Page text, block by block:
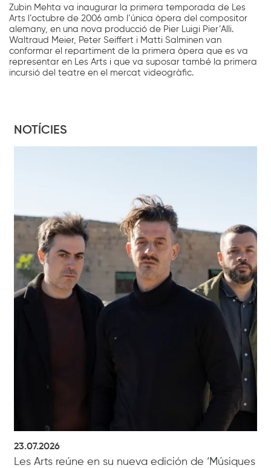
Zubin Mehta va inaugurar la primera temporada de Les
Arts l’octubre de 2006 amb l’única òpera del compositor
alemany, en una nova producció de Pier Luigi Pier’Alli.
Waltraud Meier, Peter Seiffert i Matti Salminen van
conformar el repartiment de la primera òpera que es va
representar en Les Arts i que va suposar també la primera
incursió del teatre en el mercat videogràfic.
NOTÍCIES
23.07.2026
Les Arts reúne en su nueva edición de ‘Músiques